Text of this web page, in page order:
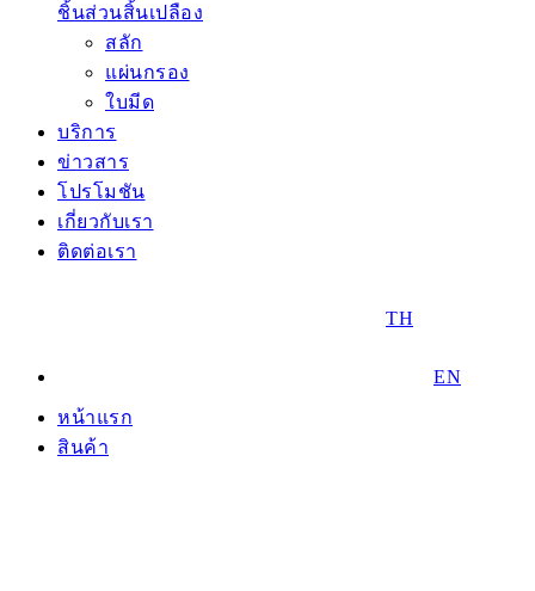
ชิ้นส่วนสิ้นเปลือง
สลัก
แผ่นกรอง
ใบมีด
บริการ
ข่าวสาร
โปรโมชัน
เกี่ยวกับเรา
ติดต่อเรา
TH
EN
หน้าแรก
สินค้า